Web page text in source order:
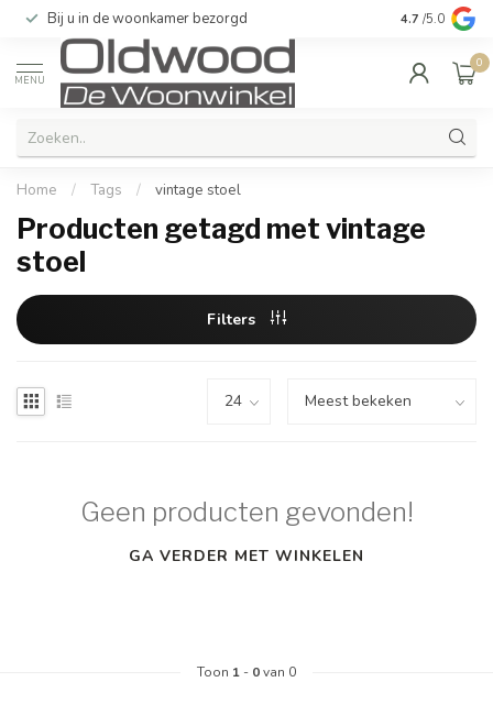
Bij u in de woonkamer bezorgd Kwaliteit &
4.7 /5.0
MENU
0
Home / Tags / vintage stoel
Producten getagd met vintage
stoel
Filters
Geen producten gevonden!
GA VERDER MET WINKELEN
Toon 1 - 0van 0